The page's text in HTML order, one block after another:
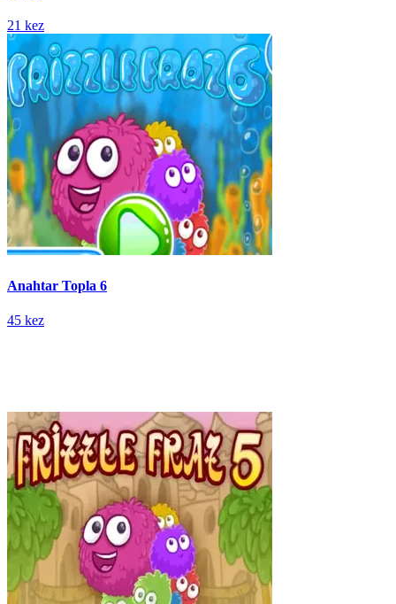
21 kez
Anahtar Topla 6
45 kez